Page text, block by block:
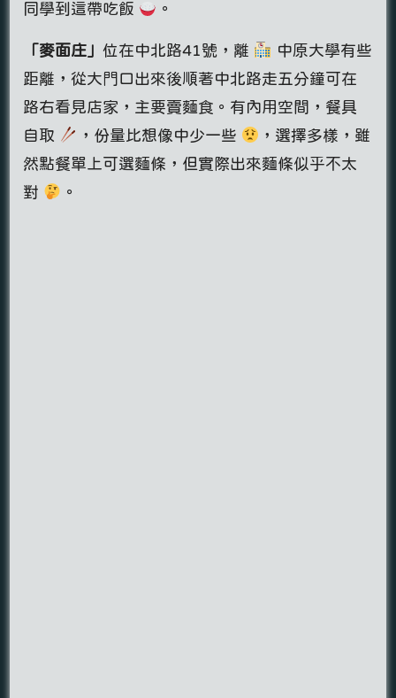
同學到這帶吃飯
。
「麥面庄」位在中北路41號，離
中原大學有些
距離，從大門口出來後順著中北路走五分鐘可在
路右看見店家，主要賣麵食。有內用空間，餐具
自取
，份量比想像中少一些
，選擇多樣，雖
然點餐單上可選麵條，但實際出來麵條似乎不太
對
。